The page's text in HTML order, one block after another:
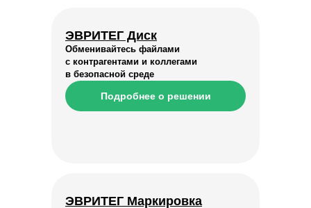
ЭВРИТЕГ Маркировка
ЭВРИТЕГ Диск
Обменивайтесь файлами
с контрагентами и коллегами
в безопасной среде
Подробнее о решении